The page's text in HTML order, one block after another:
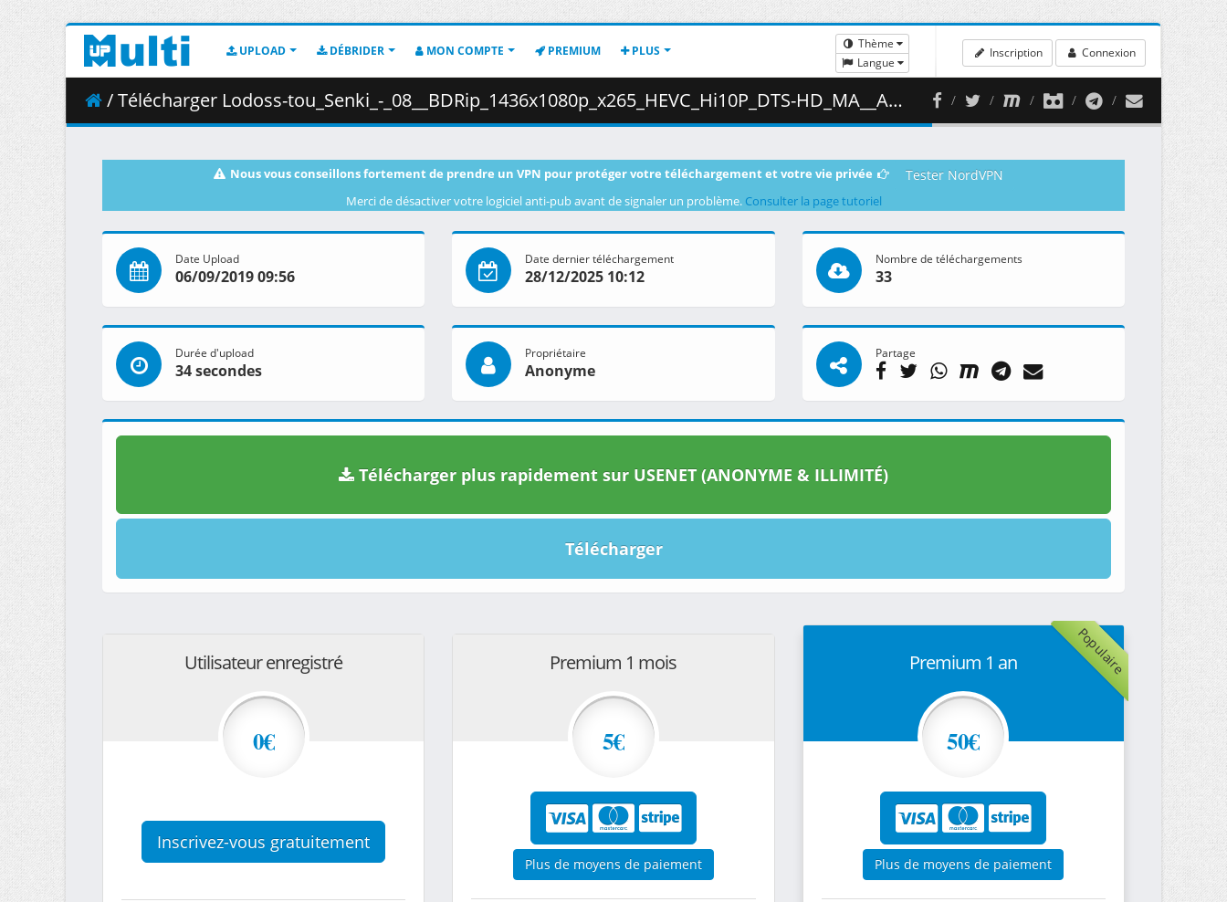
UPLOAD DÉBRIDER MON COMPTE PREMIUM PLUS
Thème
Langue
Inscription Connexion
/ Télécharger Lodoss-tou_Senki_-_08__BDRip_1436x1080p_x265_HEVC_Hi10P_DTS-HD_MA__AC3__Dual_Audio__sxales_.mkv.002 ( 275.96 MB )
Nous vous conseillons fortement de prendre un VPN pour protéger votre téléchargement et votre vie privée Tester NordVPN
Merci de désactiver votre logiciel anti-pub avant de signaler un problème. Consulter la page tutoriel
Date Upload
06/09/2019 09:56
Date dernier téléchargement
28/12/2025 10:12
Nombre de téléchargements
33
Durée d'upload
34 secondes
Propriétaire
Anonyme
Partage
Télécharger plus rapidement sur USENET (ANONYME & ILLIMITÉ)
Télécharger
Utilisateur enregistré
0€
Inscrivez-vous gratuitement
Premium 1 mois
5€
Plus de moyens de paiement
Populaire
Premium 1 an
50€
Plus de moyens de paiement